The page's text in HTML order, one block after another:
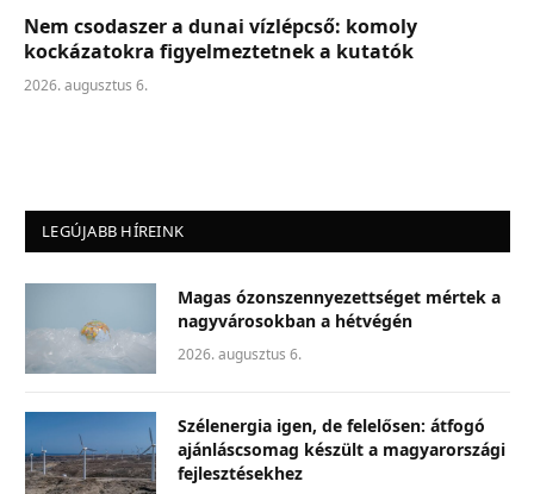
Nem csodaszer a dunai vízlépcső: komoly
kockázatokra figyelmeztetnek a kutatók
2026. augusztus 6.
LEGÚJABB HÍREINK
Magas ózonszennyezettséget mértek a
nagyvárosokban a hétvégén
2026. augusztus 6.
Szélenergia igen, de felelősen: átfogó
ajánláscsomag készült a magyarországi
fejlesztésekhez